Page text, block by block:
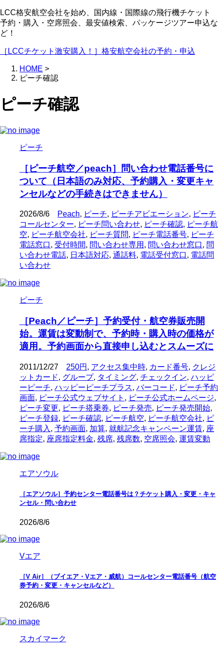
LCC格安航空会社を始め、国内線・国際線の飛行機チケット
予約・購入・空席照会、最安値検索、パッケージツアー申込な
ど！
［LCCチケット激安購入！］格安航空会社の予約・申込
HOME >
ピーチ確認
ピーチ確認
ピーチ
［ピーチ航空／peach］問い合わせ電話番号に
ついて（日本語のみ対応、予約購入・変更キャ
ンセルなどの手続きはできません）
2026/8/6 Peach, ピーチ, ピーチアビエーション, ピーチ
コールセンター, ピーチ問い合わせ, ピーチ確認, ピーチ航
空, ピーチ航空会社, ピーチ質問, ピーチ電話番号, ピーチ
電話窓口, 受付時間, 問い合わせ専用 , 問い合わせ窓口, 問
い合わせ電話, 日本語対応, 通話料, 電話受付窓口, 電話問
い合わせ
ピーチ
［Peach／ピーチ］予約受付・航空券販売開
始。運賃は変動制で、予約時・購入時の価格が
適用。予約画面から直接申し込むとスムーズに
2011/12/27 250円 , アクセス集中時, カード番号, クレジ
ットカード, グループ, タイミング, チェックイン, ハッピ
ーピーチ, ハッピーピーチプラス, バーコード, ピーチ予約
画面, ピーチ公式ウェブサイト , ピーチ公式ホームページ,
ピーチ変更, ピーチ搭乗券, ピーチ発売, ピーチ発売開始,
ピーチ登録, ピーチ確認, ピーチ航空, ピーチ航空会社, ピ
ーチ購入 , 予約画面, 加算, 就航記念キャンペーン運賃, 座
席指定, 座席指定料金, 残席, 残席数, 空席照会, 運賃変動
エアソウル
［エアソウル］予約センター電話番号は？チケット購入・変更・キャ
ンセル・問い合わせ
2026/8/6
Vエア
［V Air］（ブイエア・Vエア・威航）コールセンター電話番号（航空
券予約・変更・キャンセルなど）
2026/8/6
スカイマーク